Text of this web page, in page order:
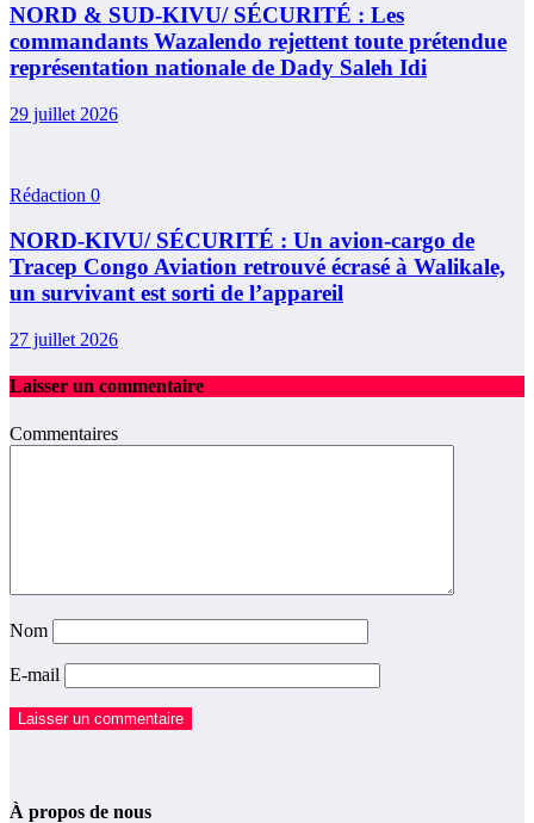
NORD & SUD-KIVU/ SÉCURITÉ : Les
commandants Wazalendo rejettent toute prétendue
représentation nationale de Dady Saleh Idi
29 juillet 2026
Rédaction 0
NORD-KIVU/ SÉCURITÉ : Un avion-cargo de
Tracep Congo Aviation retrouvé écrasé à Walikale,
un survivant est sorti de l’appareil
27 juillet 2026
Laisser un commentaire
Commentaires
Nom
E-mail
À propos de nous